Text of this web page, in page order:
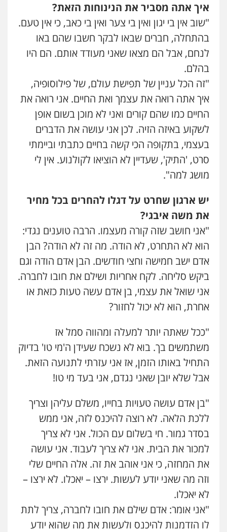
איך אתה מסביר את הנינוחות הזאת?
"שוב אין בי יגון ואין בי צער ואין בי כאב, כי אין טעם.
בהתחלה, חברים שבאו לבקר חשבו שהם באו
לנחם, אבל הם מצאו שאני מעודד אותם. הם היו
בהלם.
"זה הכל עניין של תפישת עולם, של פילוסופיה,
איך אתה רואה את עצמך ואת החיים. אני רואה את
החיים כמו שהם קורים ואני לא מוכן בשום אופן
לשקוע באיזה הזיה. לכן אני עושה את הדברים
בעצמי, בתקופה הכי קשה בחיים כתבתי וביימתי
סרט, 'התיק', שעדיין לא הוציאו לקולנוע. אין לי
מושג למה".
יש ארגון שחרט על דגלו להחרים בכל מחיר
את משה איבגי?
"אני חושב שזה קורה מעצמו. הרבה טוענים נגדי:
הוא לא התחרט, לא הודה. מה זה לא הודה? הבן
אדם ישב חמישה וחצי חודשים. הבן אדם הודה וגם
ביקש סליחה. לקח אחריות ושילם את חובו לחברה.
אני שואל את עצמי, בן אדם עשה טעות כזאת או
אחרת, הוא לא יכול לחזור?
"ככל שאתה יותר למעלה ומהווה סמל אז
משתמשים בך. בוא לא נשכח שעידן ה'מי טו' בדיוק
התחיל באותו הזמן, אז אני עזרתי לתנועה הזאת.
אבל שלא יובן שאני נגדם, אני בעד מי טו!
"בן אדם עושה טעויות בחייו, משלם עליהן וצריך
ללכת הלאה. לא רוצה להיכנס לזה, אני ממש
בסדר גמור. חי בשלום עם הכול. אני לא צריך
למכור את הבית. אני לא צריך לעבוד. אני עושה
את המחזה, כי אני אוהב את זה. אלה החיים שלי
וזה מה שאני יודע לעשות. ירצו – יאכלו. לא ירצו –
לא יאכלו.
"אני אומר: אדם שילם את חובו לחברה, צריך לתת
לו הזדמנות להיכנס ולעשות את מה שהוא יודע